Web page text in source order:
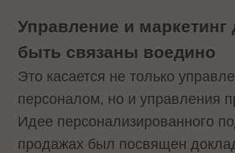
Управление и
быть связаны воедино
Это касается не только
персоналом, но и управления
Идее персонализированного
продажах был посвящен